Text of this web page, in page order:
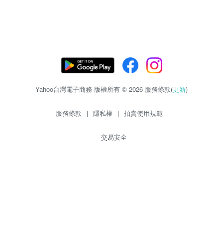
Yahoo台灣電子商務 版權所有 © 2026 服務條款(更新)
服務條款 | 隱私權 | 拍賣使用規範
交易安全